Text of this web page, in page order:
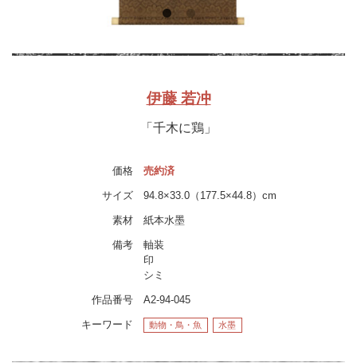
伊藤 若冲
「千木に鶏」
価格 売約済
サイズ 94.8×33.0（177.5×44.8）cm
素材 紙本水墨
備考
軸装
印
シミ
作品番号 A2-94-045
キーワード 動物・鳥・魚 水墨